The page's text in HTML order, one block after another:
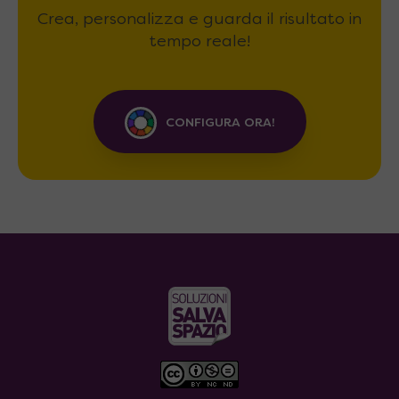
Crea, personalizza e guarda il risultato in
tempo reale!
CONFIGURA ORA!